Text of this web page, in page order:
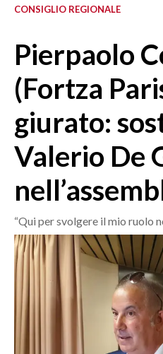
MEDIO CAMPIDANO
ORISTANO E PROVINCIA
SASSARI E PROVINCIA
GALLURA
NUORO E PROVINCIA
OGLIASTRA
AGENDA
CRONACA
ITALIA
MONDO
CONSIGLIO REGIONALE
Pierpaolo
(Fortza
giurato:
Valerio De
“Qui per svolgere il mio ruolo